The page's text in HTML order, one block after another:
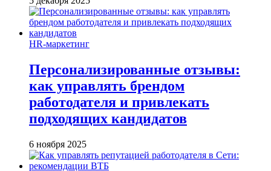
HR-маркетинг
Персонализированные отзывы:
как управлять брендом
работодателя и привлекать
подходящих кандидатов
6 ноября 2025